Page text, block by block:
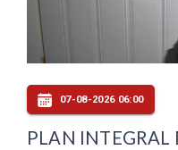
07-08-2026 06:00
PLAN INTEGRAL